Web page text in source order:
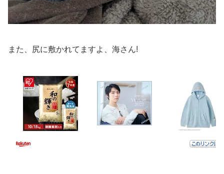
また、尻に敷かれてますよ、海さん!